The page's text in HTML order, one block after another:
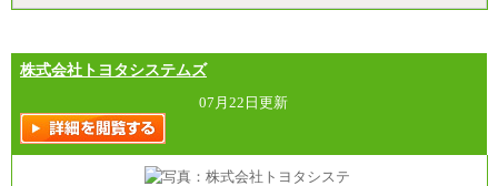
株式会社トヨタシステムズ
07月22日更新